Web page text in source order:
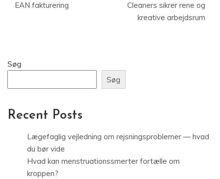
EAN fakturering
Cleaners sikrer rene og
kreative arbejdsrum
Søg
Søg
Recent Posts
Lægefaglig vejledning om rejsningsproblemer — hvad
du bør vide
Hvad kan menstruationssmerter fortælle om
kroppen?